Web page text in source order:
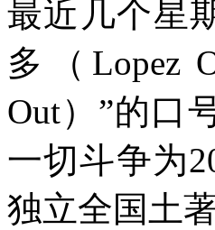
最近几个星
多（ Lopez
Out）”的口
一切斗争为
独立全国土